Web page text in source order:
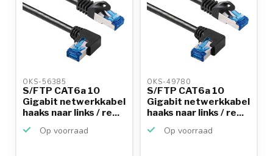
OKS-56385
S/FTP CAT6a 10
Gigabit netwerkkabel
haaks naar links / re...
Op voorraad
OKS-49780
S/FTP CAT6a 10
Gigabit netwerkkabel
haaks naar links / re...
Op voorraad